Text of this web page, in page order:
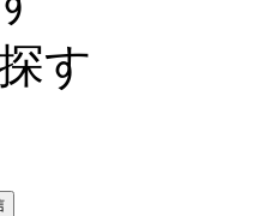
す